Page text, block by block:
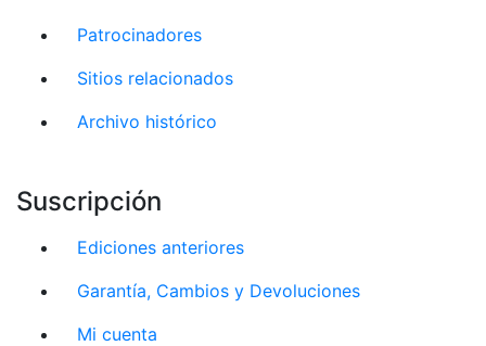
Patrocinadores
Sitios relacionados
Archivo histórico
Suscripción
Ediciones anteriores
Garantía, Cambios y Devoluciones
Mi cuenta